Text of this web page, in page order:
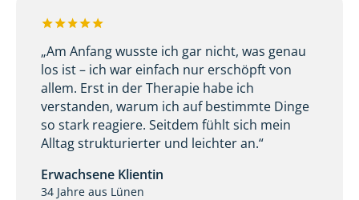
„Am Anfang wusste ich gar nicht, was genau
los ist – ich war einfach nur erschöpft von
allem. Erst in der Therapie habe ich
verstanden, warum ich auf bestimmte Dinge
so stark reagiere. Seitdem fühlt sich mein
Alltag strukturierter und leichter an.“
Erwachsene Klientin
34 Jahre aus Lünen